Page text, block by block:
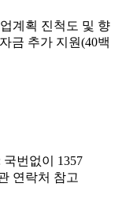
계획 진척도 및 향
금 추가 지원(40백
국번없이 1357
연락처 참고